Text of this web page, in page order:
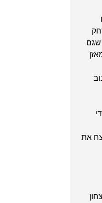
אחרי שהם ניצחו ב-4 במשחק
(!). ניצחנו את שולה בבית ב-10 ככה שגם
עם מאזן
את